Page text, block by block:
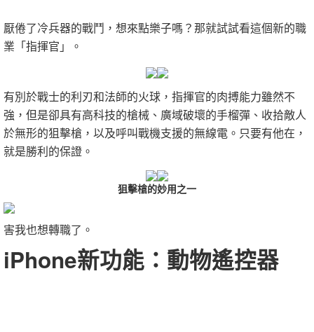
厭倦了冷兵器的戰鬥，想來點樂子嗎？那就試試看這個新的職
業「指揮官」。
有別於戰士的利刃和法師的火球，指揮官的肉搏能力雖然不
強，但是卻具有高科技的槍械、廣域破壞的手榴彈、收拾敵人
於無形的狙擊槍，以及呼叫戰機支援的無線電。只要有他在，
就是勝利的保證。
狙擊槍的妙用之一
害我也想轉職了。
iPhone新功能：動物遙控器